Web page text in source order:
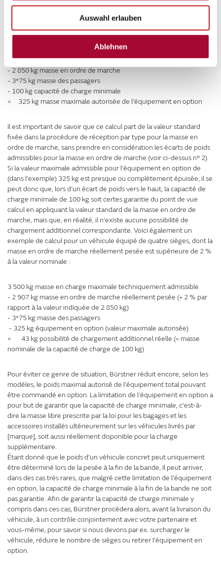
Auswahl erlauben
Ablehnen
ci-dessus, avec une capacité de charge minimale de 100 kg, la
masse en charge de l’équipement en option pour un véhicule avec
kg par ex. devrait s’élever au maximum à 325 kg :
3 500 kg masse en charge maximale techniquement admissible
- 2 850 kg masse en ordre de marche
- 3*75 kg masse des passagers
- 100 kg capacité de charge minimale
= 325 kg masse maximale autorisée de l’équipement en option
Il est important de savoir que ce calcul part de la valeur standard
fixée dans la procédure de réception par type pour la masse en
ordre de marche, sans prendre en considération les écarts de poids
admissibles pour la masse en ordre de marche (voir ci-dessus n° 2).
Si la valeur maximale admissible pour l’équipement en option de
(dans l’exemple) 325 kg est presque ou complètement épuisée, il se
peut donc que, lors d’un écart de poids vers le haut, la capacité de
charge minimale de 100 kg soit certes garantie du point de vue
calcul en appliquant la valeur standard de la masse en ordre de
marche, mais que, en réalité, il n’existe aucune possibilité de
chargement additionnel correspondante. Voici également un
exemple de calcul pour un véhicule équipé de quatre sièges, dont la
masse en ordre de marche réellement pesée est supérieure de 2 %
à la valeur nominale :
3 500 kg masse en charge maximale techniquement admissible
- 2 907 kg masse en ordre de marche réellement pesée (+ 2 % par
rapport à la valeur indiquée de 2 850 kg)
- 3*75 kg masse des passagers
- 325 kg équipement en option (valeur maximale autorisée)
= 43 kg possibilité de chargement additionnel réelle (< masse
nominale de la capacité de charge de 100 kg)
Pour éviter ce genre de situation, Bürstner réduit encore, selon les
modèles, le poids maximal autorisé de l’équipement total pouvant
être commandé en option. La limitation de l’équipement en option a
pour but de garantir que la capacité de charge minimale, c’est-à-
dire la masse libre prescrite par la loi pour les bagages et les
accessoires installés ultérieurement sur les véhicules livrés par
[marque], soit aussi réellement disponible pour la charge
supplémentaire.
Étant donné que le poids d’un véhicule concret peut uniquement
être déterminé lors de la pesée à la fin de la bande, Il peut arriver,
dans des cas très rares, que malgré cette limitation de l’équipement
en option, la capacité de charge minimale à la fin de la bande ne soit
pas garantie. Afin de garantir la capacité de charge minimale y
compris dans ces cas, Bürstner procédera alors, avant la livraison du
véhicule, à un contrôle conjointement avec votre partenaire et
vous-même, pour savoir si nous devons par ex. surcharger le
véhicule, réduire le nombre de sièges ou retirer l’équipement en
option.